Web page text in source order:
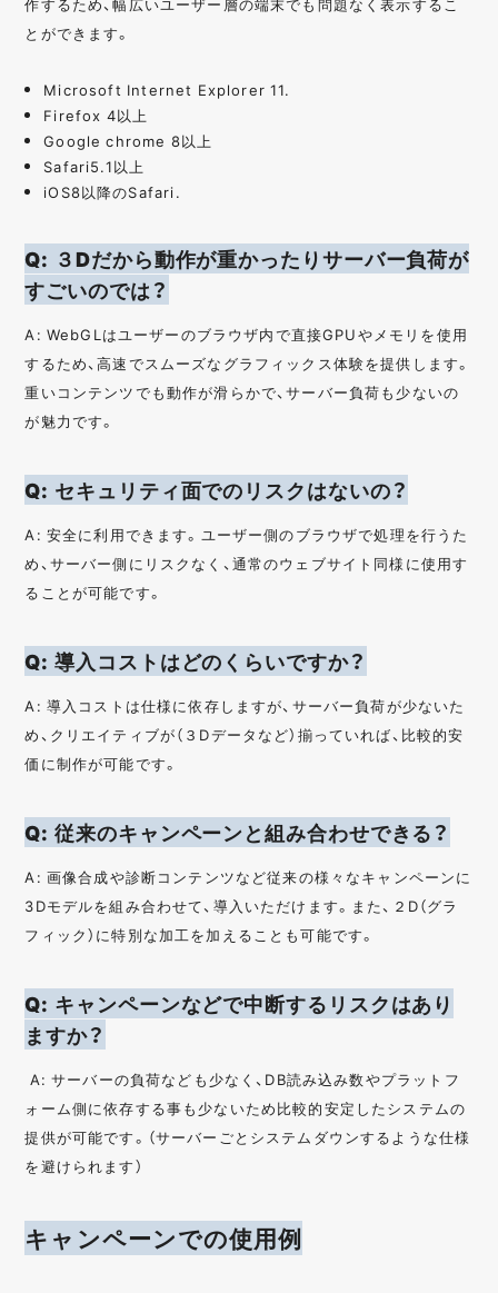
とができます。
Microsoft Internet Explorer 11.
Firefox 4以上
Google chrome 8以上
Safari5.1以上
iOS8以降のSafari.
Q: ３Dだから動作が重かったりサーバー負荷が
すごいのでは？
A: WebGLはユーザーのブラウザ内で直接GPUやメモリを使用
するため、高速でスムーズなグラフィックス体験を提供します。
重いコンテンツでも動作が滑らかで、サーバー負荷も少ないの
が魅力です。
Q: セキュリティ面でのリスクはないの？
A: 安全に利用できます。ユーザー側のブラウザで処理を行うた
め、サーバー側にリスクなく、通常のウェブサイト同様に使用す
ることが可能です。
Q: 導入コストはどのくらいですか？
A: 導入コストは仕様に依存しますが、サーバー負荷が少ないた
め、クリエイティブが（３Dデータなど）揃っていれば、比較的安
価に制作が可能です。
Q: 従来のキャンペーンと組み合わせできる？
A: 画像合成や診断コンテンツなど従来の様々なキャンペーンに
3Dモデルを組み合わせて、導入いただけます。また、２D（グラ
フィック）に特別な加工を加えることも可能です。
Q: キャンペーンなどで中断するリスクはあり
ますか？
A: サーバーの負荷なども少なく、DB読み込み数やプラットフ
ォーム側に依存する事も少ないため比較的安定したシステムの
提供が可能です。（サーバーごとシステムダウンするような仕様
を避けられます）
キャンペーンでの使用例